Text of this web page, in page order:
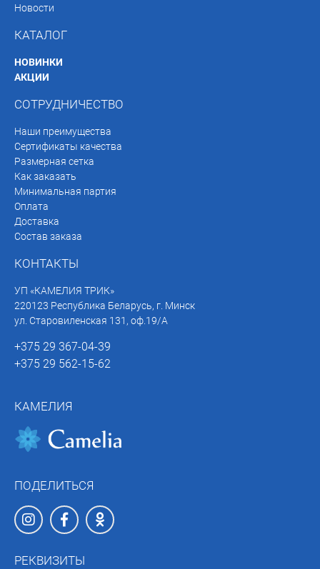
Новости
КАТАЛОГ
НОВИНКИ
АКЦИИ
СОТРУДНИЧЕСТВО
Наши преимущества
Сертификаты качества
Размерная сетка
Как заказать
Минимальная партия
Оплата
Доставка
Состав заказа
КОНТАКТЫ
УП «КАМЕЛИЯ ТРИК»
220123 Республика Беларусь, г. Минск
ул. Старовиленская 131, оф.19/А
+375 29 367-04-39
+375 29 562-15-62
КАМЕЛИЯ
ПОДЕЛИТЬСЯ
РЕКВИЗИТЫ